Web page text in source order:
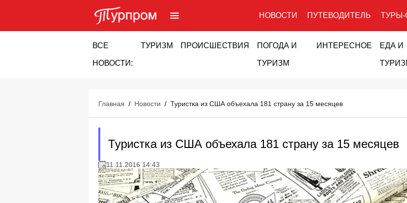
НОВОСТИ ПУТЕВОДИТЕЛЬ
ВСЕ
НОВОСТИ:
ТУРИЗМ ПРОИСШЕСТВИЯ ПОГОДА И
ТУРИЗМ
ИНТЕРЕСНОЕ ЕДА И
Главная / Новости / Туристка из США объехала 181 страну за 15 месяцев
Туристка из США объехала 181 страну за 15 месяцев
11.11.2016 14:43